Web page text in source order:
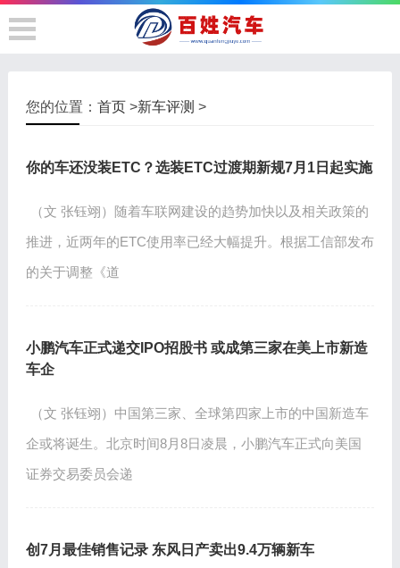
您的位置： 首页>新车评测 >
你的车还没装ETC？选装ETC过渡期新规7月1日起实施
（文 张钰翊）随着车联网建设的趋势加快以及相关政策的
推进，近两年的ETC使用率已经大幅提升。根据工信部发布
的关于调整《道
小鹏汽车正式递交IPO招股书 或成第三家在美上市新造
车企
（文 张钰翊）中国第三家、全球第四家上市的中国新造车
企或将诞生。北京时间8月8日凌晨，小鹏汽车正式向美国
证券交易委员会递
创7月最佳销售记录 东风日产卖出9.4万辆新车